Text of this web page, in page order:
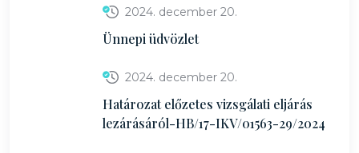
2024. december 20.
Ünnepi üdvözlet
2024. december 20.
Határozat előzetes vizsgálati eljárás
lezárásáról-HB/17-IKV/01563-29/2024